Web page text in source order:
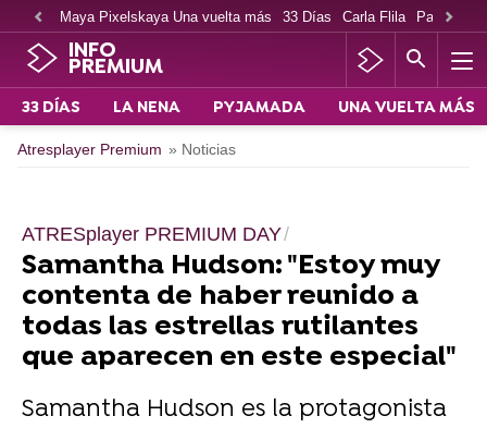
Maya Pixelskaya Una vuelta más 33 Días Carla Flila Paco
INFO
PREMIUM
33 DÍAS LA NENA PYJAMADA UNA VUELTA MÁS
Atresplayer Premium » Noticias
ATRESplayer PREMIUM DAY
Samantha Hudson: "Estoy muy
contenta de haber reunido a
todas las estrellas rutilantes
que aparecen en este especial"
Samantha Hudson es la protagonista